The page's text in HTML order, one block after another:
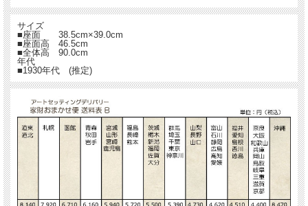
サイズ
■座面 38.5cm×39.0cm
■座面高 46.5cm
■全体高 90.0cm
年代
■1930年代 (推定)